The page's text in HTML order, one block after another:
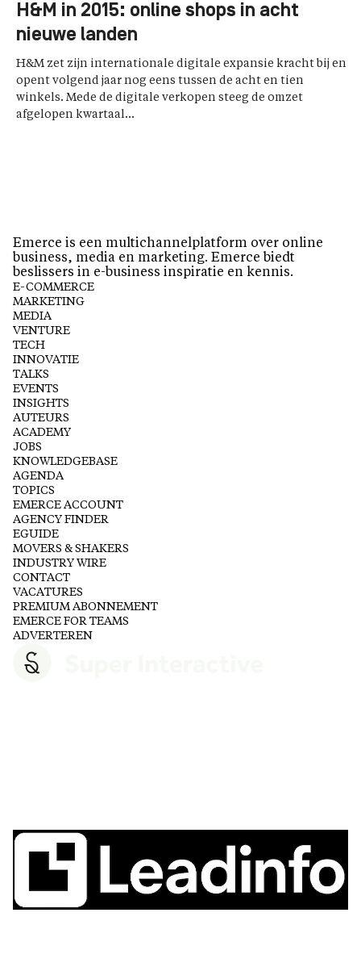
H&M in 2015: online shops in acht
nieuwe landen
H&M zet zijn internationale digitale expansie kracht bij en
opent volgend jaar nog eens tussen de acht en tien
winkels. Mede de digitale verkopen steeg de omzet
afgelopen kwartaal...
Emerce is een multichannelplatform over online
business, media en marketing. Emerce biedt
beslissers in e-business inspiratie en kennis.
E-COMMERCE
MARKETING
MEDIA
VENTURE
TECH
INNOVATIE
TALKS
EVENTS
INSIGHTS
AUTEURS
ACADEMY
JOBS
KNOWLEDGEBASE
AGENDA
TOPICS
EMERCE ACCOUNT
AGENCY FINDER
EGUIDE
MOVERS & SHAKERS
INDUSTRY WIRE
CONTACT
VACATURES
PREMIUM ABONNEMENT
EMERCE FOR TEAMS
ADVERTEREN